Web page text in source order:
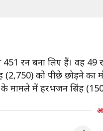
रन बना लिए हैं। वह 49
को पीछे छोड़ने का
मामले में हरभजन सिंह